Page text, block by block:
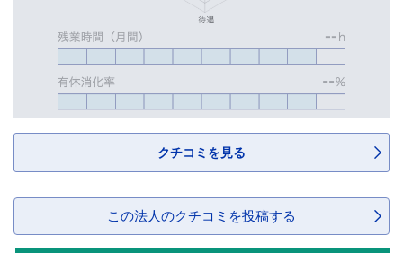
クチコミを見る
この法人のクチコミを投稿する